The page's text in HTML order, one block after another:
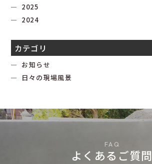
2025
2024
カテゴリ
お知らせ
日々の現場風景
よくあるご質問